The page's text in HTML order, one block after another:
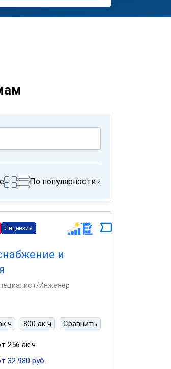
По популярности
Лицензия
и
Инженер
800 ак.ч Сравнить
256 ак.ч
32 980 руб.